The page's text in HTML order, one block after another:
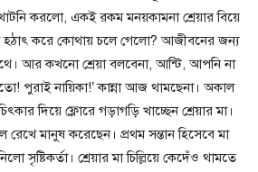
করলো, একই রকম মনয়কামনা শ্রেয়ার বিয়ে
হঠাৎ করে কোথায় চলে গেলো? আজীবনের জন্য
আর কখনো শ্রেয়া বলবেনা, আন্টি, আপনি না
পুরাই নায়িকা!’ কান্না আজ থামছেনা। অকাল
দিয়ে ফ্লোরে গড়াগড়ি খাচ্ছেন শ্রেয়ার মা।
মানুষ করেছেন। প্রথম সন্তান হিসেবে মা
সৃষ্টিকর্তা। শ্রেয়ার মা চিল্লিয়ে কেদেঁও থামতে